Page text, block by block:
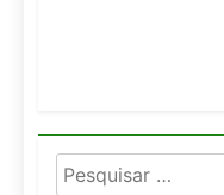
Pesquisar